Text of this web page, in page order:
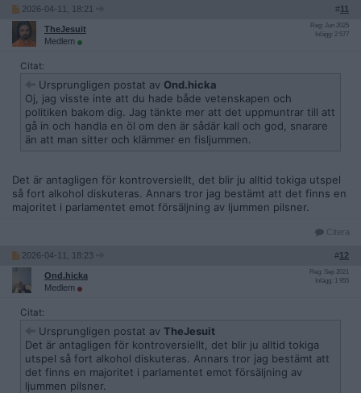
2026-04-11, 18:21 #11
TheJesuit
Medlem
Reg: Jun 2025
Inlägg: 2 577
Citat:
Ursprungligen postat av Ond.hicka
Oj, jag visste inte att du hade både vetenskapen och
politiken bakom dig. Jag tänkte mer att det uppmuntrar till att
gå in och handla en öl om den är sådär kall och god, snarare
än att man sitter och klämmer en fisljummen.
Det är antagligen för kontroversiellt, det blir ju alltid tokiga utspel
så fort alkohol diskuteras. Annars tror jag bestämt att det finns en
majoritet i parlamentet emot försäljning av ljummen pilsner.
Citera
2026-04-11, 18:23 #12
Ond.hicka
Medlem
Reg: Sep 2021
Inlägg: 1 955
Citat:
Ursprungligen postat av TheJesuit
Det är antagligen för kontroversiellt, det blir ju alltid tokiga
utspel så fort alkohol diskuteras. Annars tror jag bestämt att
det finns en majoritet i parlamentet emot försäljning av
ljummen pilsner.